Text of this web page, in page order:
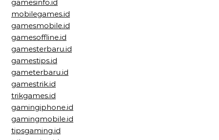
gamesinfo.id
mobilegames.id
gamesmobile.id
gamesoffline.id
gamesterbaru.id
gamestips.id
gameterbaru.id
gamestrik.id
trikgames.id
gamingiphone.id
gamingmobile.id
tipsgaming.id